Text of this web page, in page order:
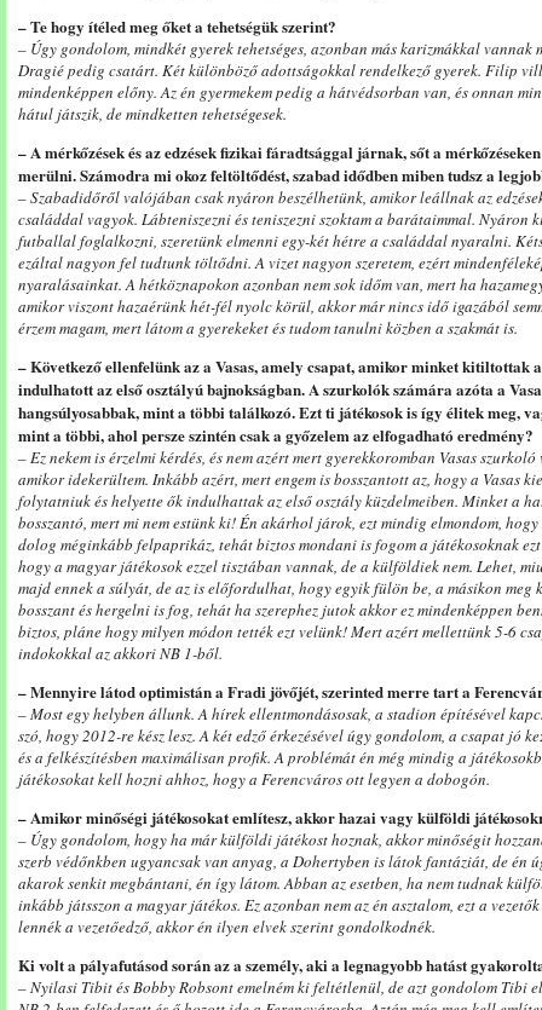
– Te hogy ítéled meg őket a tehetségük szerint?
– Úgy gondolom, mindkét gyerek tehetséges, azonban más karizmákkal vannak
Dragié pedig csatárt. Két különböző adottságokkal rendelkező gyerek. Filip
mindenképpen előny. Az én gyermekem pedig a hátvédsorban van, és onnan
hátul játszik, de mindketten tehetségesek.
– A mérkőzések és az edzések fizikai fáradtsággal járnak, sőt a
merülni. Számodra mi okoz feltöltődést, szabad idődben miben tudsz a
– Szabadidőről valójában csak nyáron beszélhetünk, amikor leállnak az
családdal vagyok. Lábteniszezni és teniszezni szoktam a barátaimmal. Nyáron
futballal foglalkozni, szeretünk elmenni egy-két hétre a családdal nyaralni.
ezáltal nagyon fel tudtunk töltődni. A vizet nagyon szeretem, ezért
nyaralásainkat. A hétköznapokon azonban nem sok időm van, mert ha
amikor viszont hazaérünk hét-fél nyolc körül, akkor már nincs idő igazából
érzem magam, mert látom a gyerekeket és tudom tanulni közben a szakmát is.
– Következő ellenfelünk az a Vasas, amely csapat, amikor minket kitiltottak
indulhatott az első osztályú bajnokságban. A szurkolók számára azóta a
hangsúlyosabbak, mint a többi találkozó. Ezt ti játékosok is így élitek meg,
mint a többi, ahol persze szintén csak a győzelem az elfogadható eredmény?
– Ez nekem is érzelmi kérdés, és nem azért mert gyerekkoromban Vasas
amikor idekerültem. Inkább azért, mert engem is bosszantott az, hogy a Vasas
folytatniuk és helyette ők indulhattak az első osztály küzdelmeiben. Minket a
bosszantó, mert mi nem estünk ki! Én akárhol járok, ezt mindig elmondom,
dolog méginkább felpaprikáz, tehát biztos mondani is fogom a játékosoknak
hogy a magyar játékosok ezzel tisztában vannak, de a külföldiek nem. Lehet,
majd ennek a súlyát, de az is előfordulhat, hogy egyik fülön be, a másikon meg
bosszant és hergelni is fog, tehát ha szerephez jutok akkor ez mindenképpen
biztos, pláne hogy milyen módon tették ezt velünk! Mert azért mellettünk 5-6
indokokkal az akkori NB 1-ből.
– Mennyire látod optimistán a Fradi jövőjét, szerinted merre tart a
– Most egy helyben állunk. A hírek ellentmondásosak, a stadion építésével
szó, hogy 2012-re kész lesz. A két edző érkezésével úgy gondolom, a csapat jó
és a felkészítésben maximálisan profik. A problémát én még mindig a
játékosokat kell hozni ahhoz, hogy a Ferencváros ott legyen a dobogón.
– Amikor minőségi játékosokat említesz, akkor hazai vagy külföldi
– Úgy gondolom, hogy ha már külföldi játékost hoznak, akkor minőségit
szerb védőnkben ugyancsak van anyag, a Dohertyben is látok fantáziát, de én
akarok senkit megbántani, én így látom. Abban az esetben, ha nem tudnak
inkább játsszon a magyar játékos. Ez azonban nem az én asztalom, ezt a
lennék a vezetőedző, akkor én ilyen elvek szerint gondolkodnék.
Ki volt a pályafutásod során az a személy, aki a legnagyobb hatást
– Nyilasi Tibit és Bobby Robsont emelném ki feltétlenül, de azt gondolom Tibi